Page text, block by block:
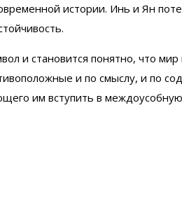
истории. Инь и Ян
и становится понятно, что мир
и по смыслу, и по
им вступить в